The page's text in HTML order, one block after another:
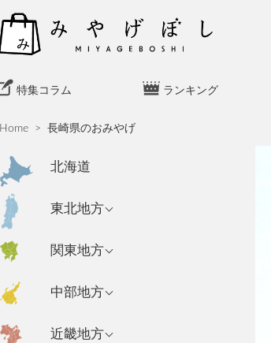
特集コラム ランキング
Home > 長崎県のおみやげ
北海道
東北地方
青森県のおみやげ
岩手県のおみやげ
山形県のおみやげ
宮城県のおみやげ
関東地方
東京都のおみやげ
神奈川県のおみや
げ
埼玉県のおみやげ
中部地方
新潟県のおみやげ
近畿地方
大阪府のおみやげ